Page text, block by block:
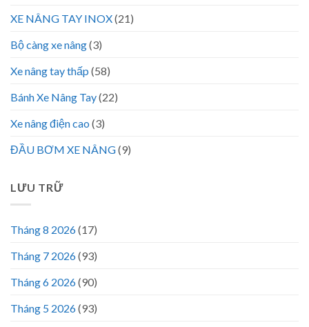
XE NÂNG TAY INOX(21)
Bộ càng xe nâng(3)
Xe nâng tay thấp (58)
Bánh Xe Nâng Tay(22)
Xe nâng điện cao (3)
ĐẦU BƠM XE NÂNG(9)
LƯU TRỮ
Tháng 8 2026(17)
Tháng 7 2026(93)
Tháng 6 2026(90)
Tháng 5 2026(93)